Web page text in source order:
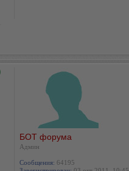
БОТ форума
Админ
Сообщения: 64195